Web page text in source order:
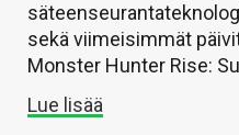
sekä viimeisimmät
Monster Hunter Rise:
Lue lisää